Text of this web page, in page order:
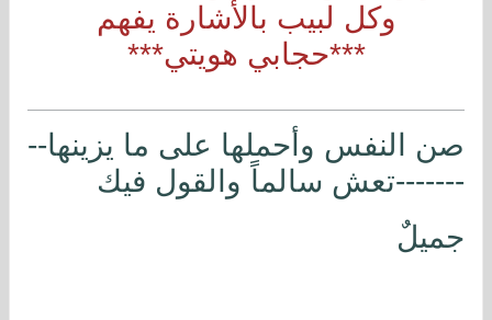
وكل لبيب بالأشارة يفهم
***حجابي هويتي***
صن النفس وأحملها على ما يزينها--
-------تعش سالماً والقول فيك
جميلٌ